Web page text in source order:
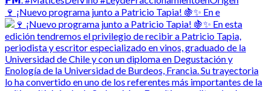
🍷 ¡Nuevo programa junto a Patricio Tapia! 🍇✨ En e